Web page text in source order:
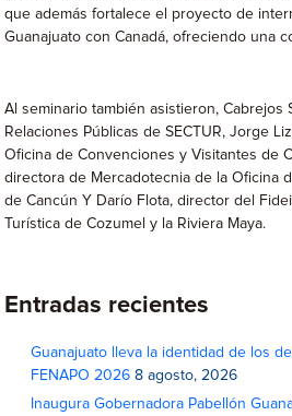
que además fortalece el proyecto de
Guanajuato con Canadá, ofreciendo una
Al seminario también asistieron, Cabrejos
Relaciones Públicas de SECTUR, Jorge
Oficina de Convenciones y Visitantes de
directora de Mercadotecnia de la Oficina
de Cancún Y Darío Flota, director del
Turística de Cozumel y la Riviera Maya.
Entradas recientes
Guanajuato lleva la identidad de los
FENAPO 2026 8 agosto, 2026
Inaugura Gobernadora Pabellón